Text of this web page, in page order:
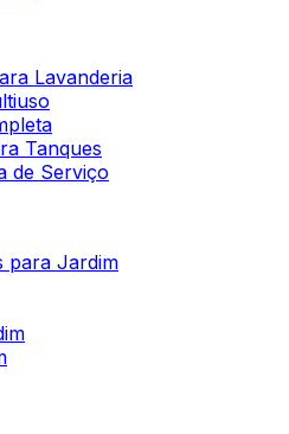
Lavanderia
Tanques
de Serviço
para Jardim